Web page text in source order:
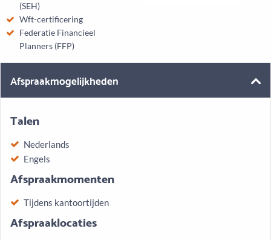
(SEH)
Wft-certificering
Federatie Financieel
Planners (FFP)
Afspraakmogelijkheden
Talen
Nederlands
Engels
Afspraakmomenten
Tijdens kantoortijden
Afspraaklocaties